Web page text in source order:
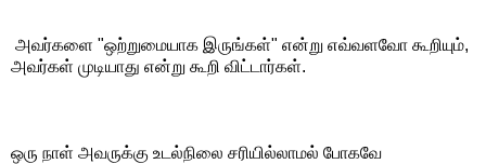
அவர்களை "ஒற்றுமையாக இருங்கள்" என்று எவ்வளவோ கூறியும்,
அவர்கள் முடியாது என்று கூறி விட்டார்கள்.
ஒரு நாள் அவருக்கு உடல்நிலை சரியில்லாமல் போகவே